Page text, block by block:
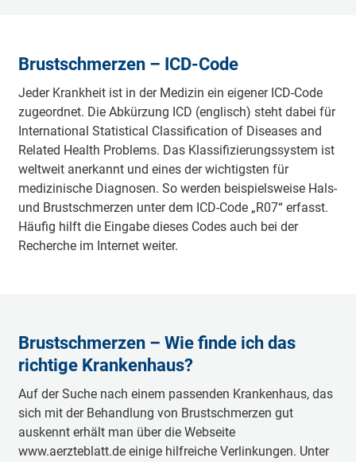
Brustschmerzen – ICD-Code
Jeder Krankheit ist in der Medizin ein eigener ICD-Code
zugeordnet. Die Abkürzung ICD (englisch) steht dabei für
International Statistical Classification of Diseases and
Related Health Problems. Das Klassifizierungssystem ist
weltweit anerkannt und eines der wichtigsten für
medizinische Diagnosen. So werden beispielsweise Hals-
und Brustschmerzen unter dem ICD-Code „R07“ erfasst.
Häufig hilft die Eingabe dieses Codes auch bei der
Recherche im Internet weiter.
Brustschmerzen – Wie finde ich das
richtige Krankenhaus?
Auf der Suche nach einem passenden Krankenhaus, das
sich mit der Behandlung von Brustschmerzen gut
auskennt erhält man über die Webseite
www.aerzteblatt.de einige hilfreiche Verlinkungen. Unter